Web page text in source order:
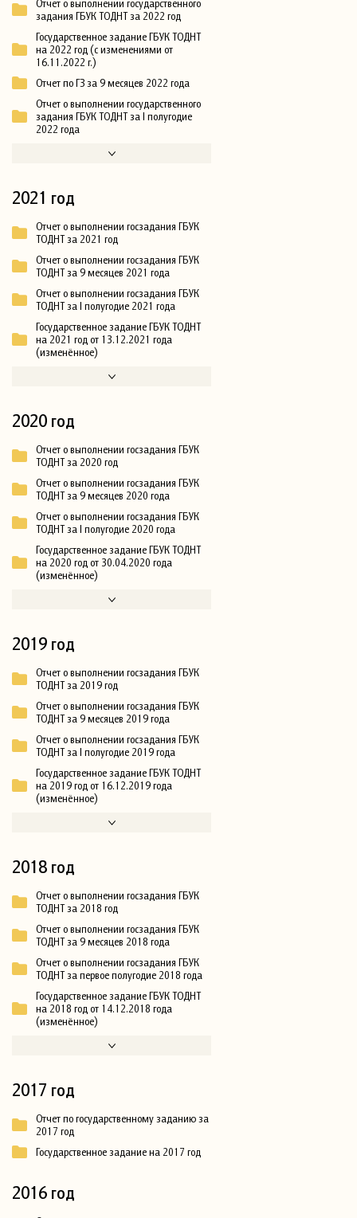
Отчет о выполнении государственного
задания ГБУК ТОДНТ за 2022 год
Государственное задание ГБУК ТОДНТ
на 2022 год (с изменениями от
16.11.2022 г.)
Отчет по ГЗ за 9 месяцев 2022 года
Отчет о выполнении государственного
задания ГБУК ТОДНТ за I полугодие
2022 года
2021 год
Отчет о выполнении госзадания ГБУК
ТОДНТ за 2021 год
Отчет о выполнении госзадания ГБУК
ТОДНТ за 9 месяцев 2021 года
Отчет о выполнении госзадания ГБУК
ТОДНТ за I полугодие 2021 года
Государственное задание ГБУК ТОДНТ
на 2021 год от 13.12.2021 года
(изменённое)
2020 год
Отчет о выполнении госзадания ГБУК
ТОДНТ за 2020 год
Отчет о выполнении госзадания ГБУК
ТОДНТ за 9 месяцев 2020 года
Отчет о выполнении госзадания ГБУК
ТОДНТ за I полугодие 2020 года
Государственное задание ГБУК ТОДНТ
на 2020 год от 30.04.2020 года
(изменённое)
2019 год
Отчет о выполнении госзадания ГБУК
ТОДНТ за 2019 год
Отчет о выполнении госзадания ГБУК
ТОДНТ за 9 месяцев 2019 года
Отчет о выполнении госзадания ГБУК
ТОДНТ за I полугодие 2019 года
Государственное задание ГБУК ТОДНТ
на 2019 год от 16.12.2019 года
(изменённое)
2018 год
Отчет о выполнении госзадания ГБУК
ТОДНТ за 2018 год
Отчет о выполнении госзадания ГБУК
ТОДНТ за 9 месяцев 2018 года
Отчет о выполнении госзадания ГБУК
ТОДНТ за первое полугодие 2018 года
Государственное задание ГБУК ТОДНТ
на 2018 год от 14.12.2018 года
(изменённое)
2017 год
Отчет по государственному заданию за
2017 год
Государственное задание на 2017 год
2016 год